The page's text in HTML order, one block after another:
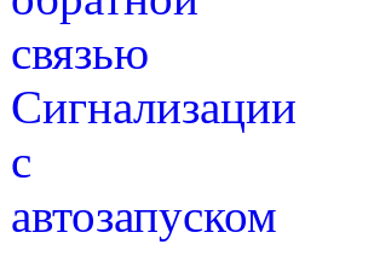
связью
Сигнализации
с
автозапуском